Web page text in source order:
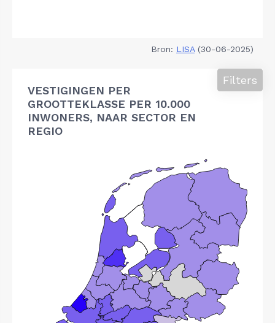
Bron: LISA(30-06-2025)
VESTIGINGEN PER
GROOTTEKLASSE PER 10.000
INWONERS, NAAR SECTOR EN
REGIO
Filters